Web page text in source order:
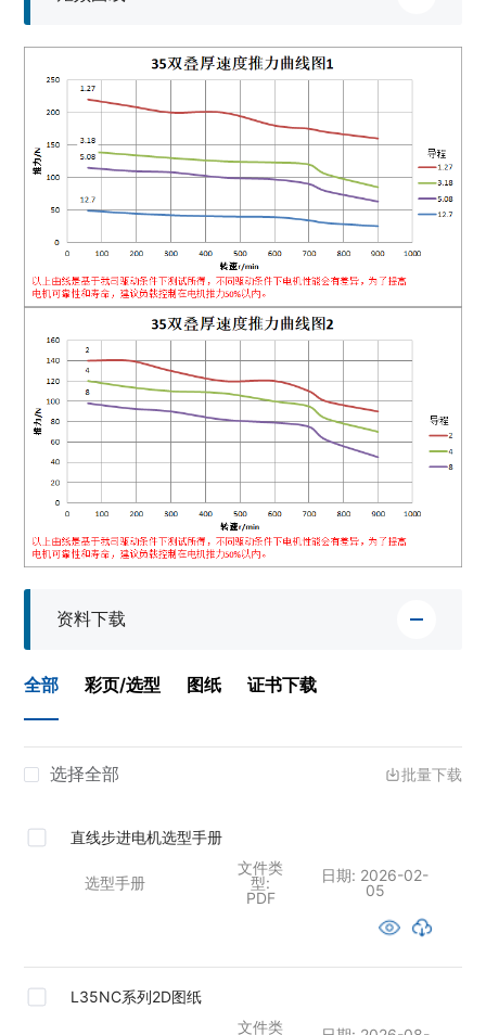
资料下载
全部 彩页/选型 图纸 证书下载
选择全部 批量下载
直线步进电机选型手册
选型手册
文件类
型:
PDF
日期: 2026-02-
05
L35NC系列2D图纸
文件类